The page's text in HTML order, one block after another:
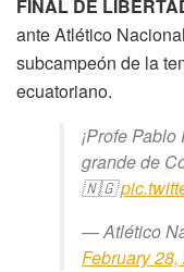
FINAL DE
ante Atlético
subcampeón de la
ecuatoriano.
¡Profe
grande de
🇳🇬
— Atlético
February